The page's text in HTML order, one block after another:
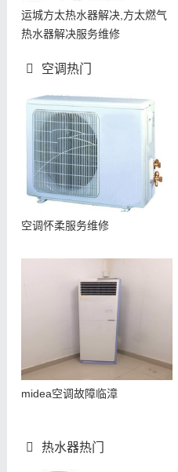
运城方太热水器解决,方太燃气
热水器解决服务维修
空调热门
空调怀柔服务维修
midea空调故障临漳
热水器热门